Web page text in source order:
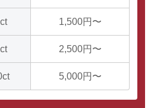
1,500円〜
2,500円〜
5,000円〜